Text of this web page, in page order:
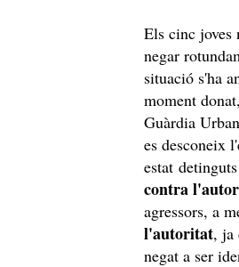
Els cinc joves
negar
situació s'ha
moment
Guàrdia
es desconeix
estat
contra
agressors, a
l'autoritat, ja
negat a ser